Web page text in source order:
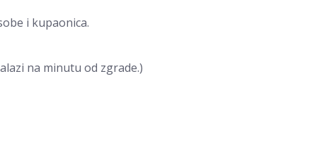
i kupaonica.
na minutu od zgrade.)